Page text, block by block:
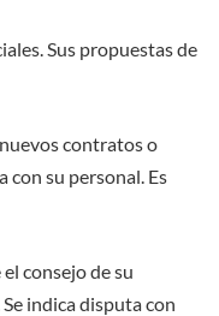
Sus propuestas de
contratos o
con su personal. Es
consejo de su
indica disputa con